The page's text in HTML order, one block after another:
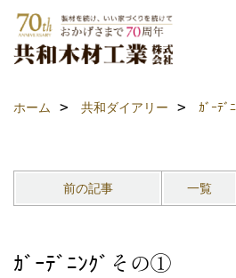
ホーム 共和ダイアリー ｶﾞｰﾃ
前の記事 一覧
ｶﾞｰﾃﾞﾆﾝｸﾞその①